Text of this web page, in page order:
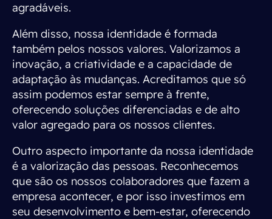
agradáveis.
Além disso, nossa identidade é formada
também pelos nossos valores. Valorizamos a
inovação, a criatividade e a capacidade de
adaptação às mudanças. Acreditamos que só
assim podemos estar sempre à frente,
oferecendo soluções diferenciadas e de alto
valor agregado para os nossos clientes.
Outro aspecto importante da nossa identidade
é a valorização das pessoas. Reconhecemos
que são os nossos colaboradores que fazem a
empresa acontecer, e por isso investimos em
seu desenvolvimento e bem-estar, oferecendo